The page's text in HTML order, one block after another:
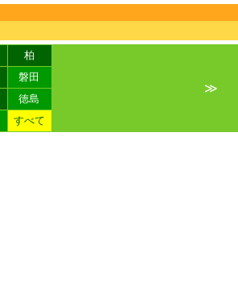
柏
磐田
徳島
すべて
≫